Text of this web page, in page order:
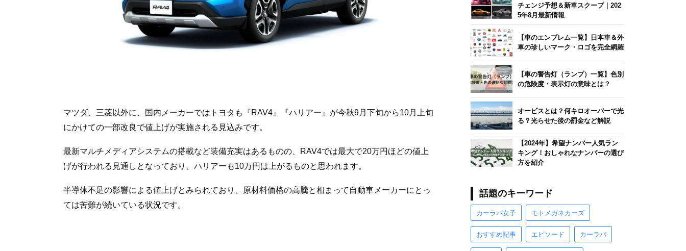
マツダ、三菱以外に、国内メーカーではトヨタも『RAV4』『ハリアー』が今秋9月下旬から10月上旬
にかけての一部改良で値上げが実施される見込みです。
最新マルチメディアシステムの搭載など装備充実はあるものの、RAV4では最大で20万円ほどの値上
げが行われる見通しとなっており、ハリアーも10万円は上がるものと思われます。
半導体不足の影響による値上げとみられており、原材料価格の高騰と相まって自動車メーカーにとっ
ては苦難が続いている状況です。
チェンジ予想＆新車スクープ｜202
5年8月最新情報
【車のエンブレム一覧】日本車＆外
車の珍しいマーク・ロゴを完全網羅
【車の警告灯（ランプ）一覧】色別
の危険度・表示灯の意味とは？
オービスとは？何キロオーバーで光
る？光らせた後の罰金など解説
【2024年】希望ナンバー人気ラン
キング！おしゃれなナンバーの選び
方を紹介
話題のキーワード
カーラバ女子 モトメガネカーズ
おすすめ記事 エピソード カーラバ